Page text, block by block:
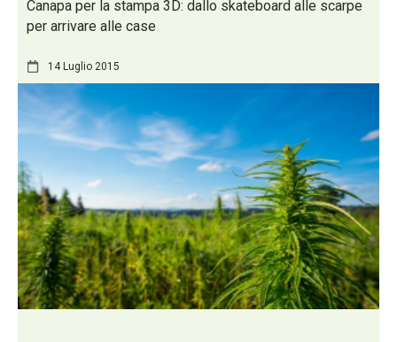
Canapa per la stampa 3D: dallo skateboard alle scarpe
per arrivare alle case
14 Luglio 2015